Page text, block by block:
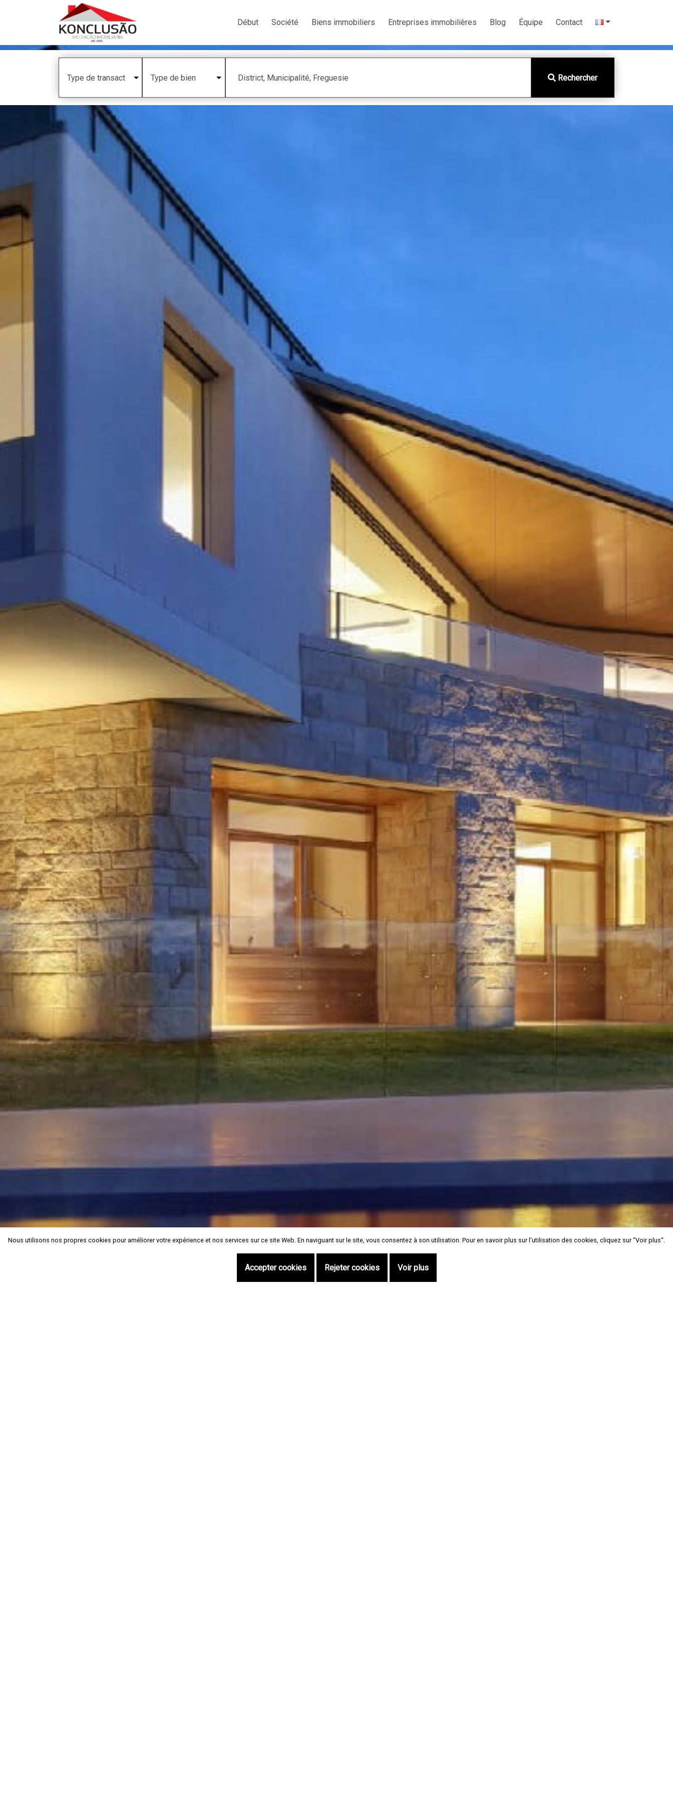
Nous utilisons nos propres cookies pour améliorer votre expérience et nos services sur ce site Web. En naviguant sur le site, vous consentez à son utilisation. Pour en savoir plus sur l'utilisation des cookies, cliquez sur “Voir plus“.
Accepter cookies Rejeter cookies Voir plus
Début Société Biens immobiliers Entreprises immobilières Blog Équipe Contact
District, Municipalité, Freguesie Rechercher
Nous utilisons nos propres cookies pour améliorer votre expérience et nos services sur ce site Web. En naviguant sur le site, vous consentez à son utilisation. Pour en savoir plus sur l'utilisation des cookies, cliquez sur “Voir plus“.
Accepter cookies Rejeter cookies Voir plus